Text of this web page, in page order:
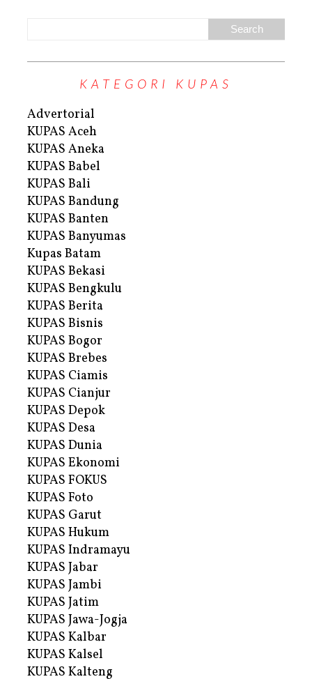
KATEGORI KUPAS
Advertorial
KUPAS Aceh
KUPAS Aneka
KUPAS Babel
KUPAS Bali
KUPAS Bandung
KUPAS Banten
KUPAS Banyumas
Kupas Batam
KUPAS Bekasi
KUPAS Bengkulu
KUPAS Berita
KUPAS Bisnis
KUPAS Bogor
KUPAS Brebes
KUPAS Ciamis
KUPAS Cianjur
KUPAS Depok
KUPAS Desa
KUPAS Dunia
KUPAS Ekonomi
KUPAS FOKUS
KUPAS Foto
KUPAS Garut
KUPAS Hukum
KUPAS Indramayu
KUPAS Jabar
KUPAS Jambi
KUPAS Jatim
KUPAS Jawa-Jogja
KUPAS Kalbar
KUPAS Kalsel
KUPAS Kalteng